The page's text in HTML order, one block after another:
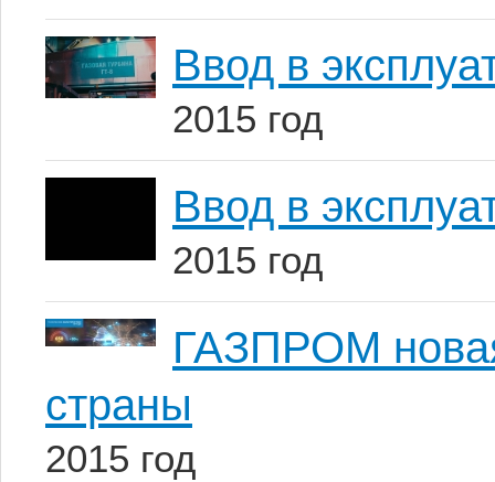
Ввод в
2015 год
Ввод в
2015 год
ГАЗПРОМ
страны
2015 год